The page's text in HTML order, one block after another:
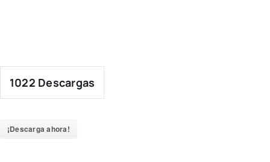
1022 Descargas
¡Descarga ahora!